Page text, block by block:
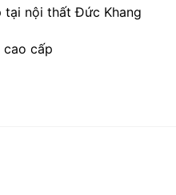
tại nội thất Đức Khang
cao cấp